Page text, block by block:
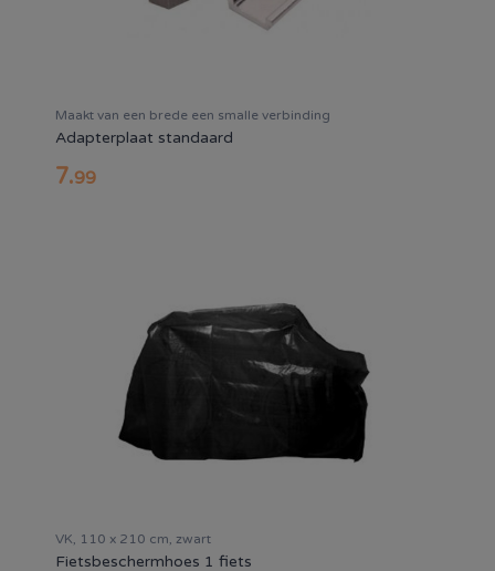
Maakt van een brede een smalle verbinding
Adapterplaat standaard
7.99
VK, 110 x 210 cm, zwart
Fietsbeschermhoes 1 fiets